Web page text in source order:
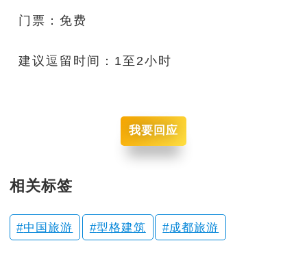
门票：免费
建议逗留时间：1至2小时
我要回应
相关标签
中国旅游 型格建筑 成都旅游